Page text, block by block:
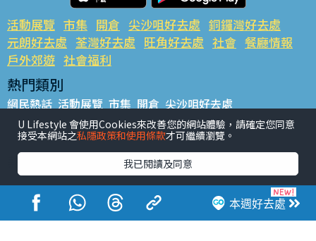
本週好去處
活動展覽 市集 開倉 尖沙咀好去處 銅鑼灣好去處
元朗好去處 荃灣好去處 旺角好去處 社會 餐廳情報
戶外郊遊 社會福利
熱門類別
網民熱話 活動展覽 市集 開倉 尖沙咀好去處
銅鑼灣好去處 元朗好去處 荃灣好去處 旺角好去處 社會
餐廳情報 戶外郊遊
熱門標籤
#UGO搵好去處 #人氣活動推介 #美食社群熱話
#親子玩樂好去處
#ULifestyle應用程式
#限時搶
#UJetso禮物放送
#ULifestyle商戶中心 #著數 #網絡熱話
U Lifestyle 會使用Cookies來改善您的網站體驗，請確定您同意
接受本網站之私隱政策和使用條款才可繼續瀏覽。
我已閱讀及同意